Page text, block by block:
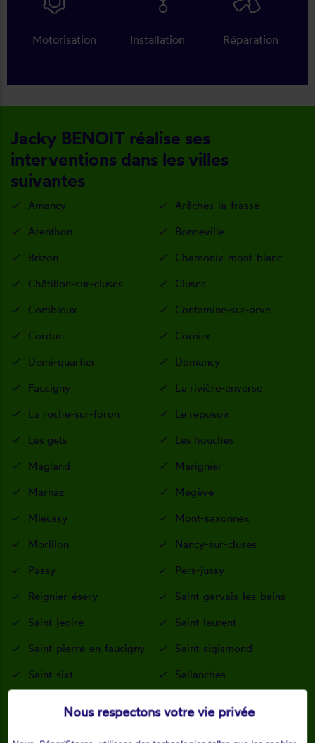
Motorisation Installation Réparation
Jacky BENOIT réalise ses
interventions dans les villes
suivantes
Amancy
Arâches-la-frasse
Arenthon
Bonneville
Brizon
Chamonix-mont-blanc
Châtillon-sur-cluses
Cluses
Combloux
Contamine-sur-arve
Cordon
Cornier
Demi-quartier
Domancy
Faucigny
La rivière-enverse
La roche-sur-foron
Le reposoir
Les gets
Les houches
Magland
Marignier
Marnaz
Megève
Mieussy
Mont-saxonnex
Morillon
Nancy-sur-cluses
Passy
Pers-jussy
Reignier-ésery
Saint-gervais-les-bains
Saint-jeoire
Saint-laurent
Saint-pierre-en-faucigny
Saint-sigismond
Saint-sixt
Sallanches
Nous respectons votre vie privée